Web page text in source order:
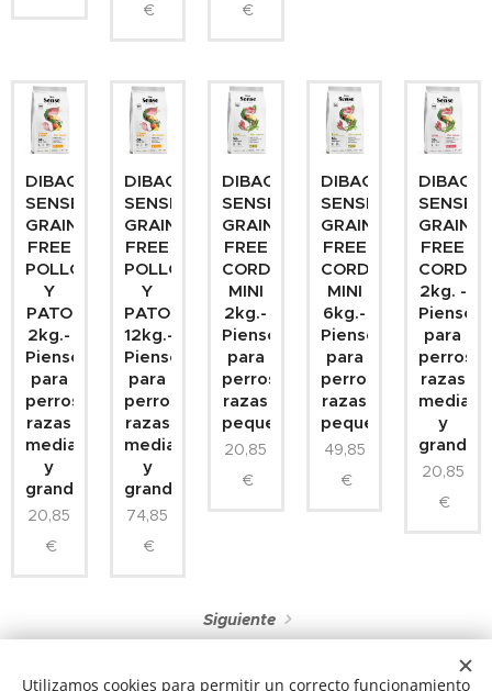
€
€
DIBAQ
SENSE
GRAIN
FREE
POLLO
Y
PATO
2kg.-
Pienso
para
perros
razas
medianas
y
grandes
20,85
€
DIBAQ
SENSE
GRAIN
FREE
POLLO
Y
PATO
12kg.-
Pienso
para
perros
razas
medianas
y
grandes
74,85
€
DIBAQ
SENSE
GRAIN
FREE
CORDERO
MINI
2kg.-
Pienso
para
perros
razas
pequeñas
20,85
€
DIBAQ
SENSE
GRAIN
FREE
CORDERO
MINI
6kg.-
Pienso
para
perros
razas
pequeñas
49,85
€
DIBAQ
SENSE
GRAIN
FREE
2kg. -
Pienso
para
perros
razas
y
grandes
20,85
€
Siguiente
Utilizamos cookies para permitir un correcto funcionamiento